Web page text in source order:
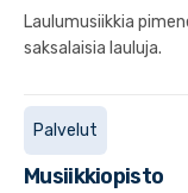
Laulumusiikkia
saksalaisia lauluja.
Palvelut
Musiikkiopisto